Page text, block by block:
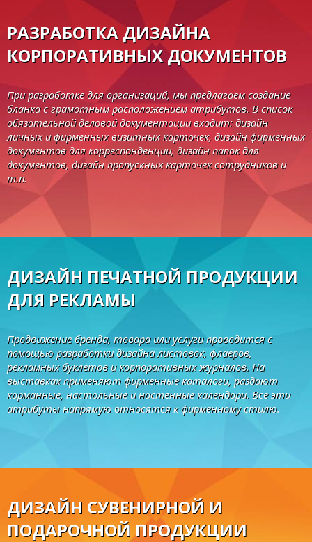
РАЗРАБОТКА ДИЗАЙНА
КОРПОРАТИВНЫХ ДОКУМЕНТОВ
При разработке для организаций, мы предлагаем создание
бланка с грамотным расположением атрибутов. В список
обязательной деловой документации входит: дизайн
личных и фирменных визитных карточек, дизайн фирменных
документов для корреспонденции, дизайн папок для
документов, дизайн пропускных карточек сотрудников и
т.п.
ДИЗАЙН ПЕЧАТНОЙ ПРОДУКЦИИ
ДЛЯ РЕКЛАМЫ
Продвижение бренда, товара или услуги проводится с
помощью разработки дизайна листовок, флаеров,
рекламных буклетов и корпоративных журналов. На
выставках применяют фирменные каталоги, раздают
карманные, настольные и настенные календари. Все эти
атрибуты напрямую относятся к фирменному стилю.
ДИЗАЙН СУВЕНИРНОЙ И
ПОДАРОЧНОЙ ПРОДУКЦИИ